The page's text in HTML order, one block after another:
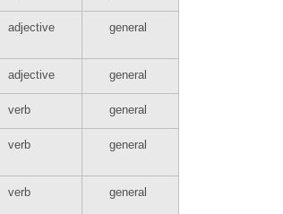
adjective general
adjective general
verb general
verb general
verb general